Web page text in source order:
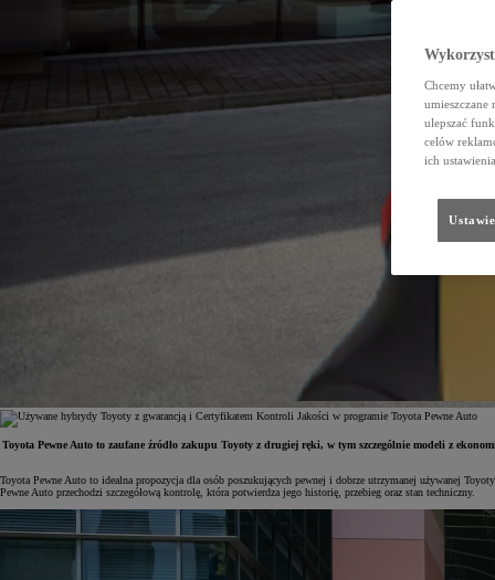
Toyota Pewne Auto to zaufane źródło zakupu Toyoty z drugiej ręki, w tym szczególnie modeli z
Toyota Pewne Auto to idealna propozycja dla osób poszukujących pewnej i dobrze utrzymanej używanej
Pewne Auto przechodzi szczegółową kontrolę, która potwierdza jego historię, przebieg oraz stan techniczny.
Chcemy
ulepszać
celów
ich